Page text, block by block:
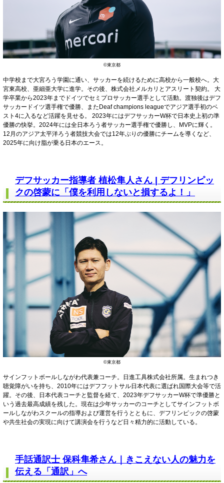
©東京都
中学校まで大宮ろう学園に通い、サッカーを続けるために高校から一般校へ。大
宮東高校、亜細亜大学に進学。その後、株式会社メルカリとアスリート契約。 大
学卒業から2023年までドイツでセミプロサッカー選手として活動。渡独後はデフ
サッカードイツ選手権で優勝、またDeaf champions leagueでアジア選手初のベ
スト4に入るなど活躍を見せる。 2023年にはデフサッカーW杯で日本史上初の準
優勝の快挙。2024年には全日本ろう者サッカー選手権で優勝し、MVPに輝く。
12月のアジア太平洋ろう者競技大会では12年ぶりの優勝にチームを導くなど、
2025年に向け脂が乗る日本のエース。
デフサッカー指導者 植松隼人さん | デフリンピッ
クの啓蒙に「僕を利用しないと損するよ！」
©東京都
サインフットボールしながわ代表兼コーチ。日進工具株式会社所属。生まれつき
聴覚障がいを持ち、2010年にはデフフットサル日本代表に選ばれ国際大会等で活
躍。その後、日本代表コーチと監督を経て、2023年デフサッカーW杯で準優勝と
いう過去最高成績を残した。現在は少年サッカーのコーチとしてサインフットボ
ールしながわスクールの指導および運営を行うとともに、デフリンピックの啓蒙
や共生社会の実現に向けて講演会を行うなど日々精力的に活動している。
手話通訳士 保科隼希さん｜きこえない人の魅力を
伝える「通訳」へ